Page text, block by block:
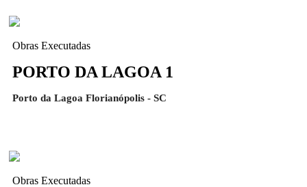
Obras Executadas
PORTO DA LAGOA 1
Porto da Lagoa Florianópolis - SC
Obras Executadas